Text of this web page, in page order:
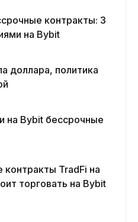
контракты: 3
на Bybit
доллара, политика
на Bybit бессрочные
TradFi на
торговать на Bybit